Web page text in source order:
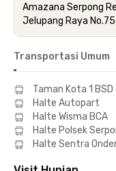
Amazana Serpong
Jelupang Raya No.75
Transportasi Umum
Taman Kota 1 BSD
Halte Autopart
Halte Wisma BCA
Halte Polsek
Halte Sentra